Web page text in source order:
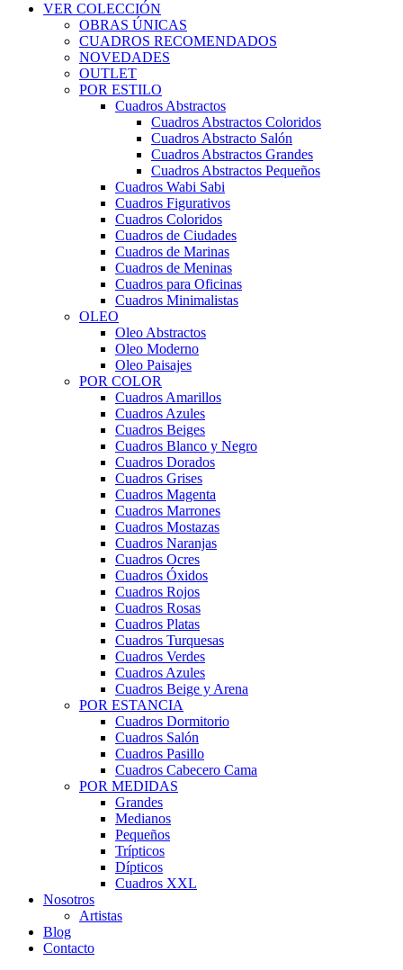
VER COLECCIÓN
OBRAS ÚNICAS
CUADROS RECOMENDADOS
NOVEDADES
OUTLET
POR ESTILO
Cuadros Abstractos
Cuadros Abstractos Coloridos
Cuadros Abstracto Salón
Cuadros Abstractos Grandes
Cuadros Abstractos Pequeños
Cuadros Wabi Sabi
Cuadros Figurativos
Cuadros Coloridos
Cuadros de Ciudades
Cuadros de Marinas
Cuadros de Meninas
Cuadros para Oficinas
Cuadros Minimalistas
OLEO
Oleo Abstractos
Oleo Moderno
Oleo Paisajes
POR COLOR
Cuadros Amarillos
Cuadros Azules
Cuadros Beiges
Cuadros Blanco y Negro
Cuadros Dorados
Cuadros Grises
Cuadros Magenta
Cuadros Marrones
Cuadros Mostazas
Cuadros Naranjas
Cuadros Ocres
Cuadros Óxidos
Cuadros Rojos
Cuadros Rosas
Cuadros Platas
Cuadros Turquesas
Cuadros Verdes
Cuadros Azules
Cuadros Beige y Arena
POR ESTANCIA
Cuadros Dormitorio
Cuadros Salón
Cuadros Pasillo
Cuadros Cabecero Cama
POR MEDIDAS
Grandes
Medianos
Pequeños
Trípticos
Dípticos
Cuadros XXL
Nosotros
Artistas
Blog
Contacto